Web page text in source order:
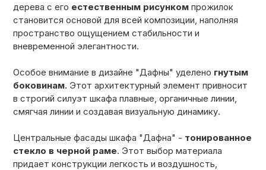
дерева с его естественным рисунком прожилок
становится основой для всей композиции, наполняя
пространство ощущением стабильности и
вневременной элегантности.
Особое внимание в дизайне "Дафны" уделено гнутым
боковинам. Этот архитектурный элемент привносит
в строгий силуэт шкафа плавные, органичные линии,
смягчая линии и создавая визуальную динамику.
Центральные фасады шкафа "Дафна" - тонированное
стекло в черной раме. Этот выбор материала
придает конструкции легкость и воздушность,